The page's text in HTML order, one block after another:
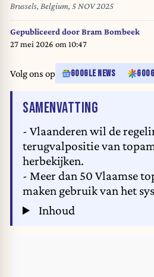
Brussels, Belgium, 5 NOV 2025
Gepubliceerd doorBram Bombeek
27 mei 2026 om 10:47
Volg ons op GOOGLE NEWS
SAMENVATTING
- Vlaanderen wil de
terugvalpositie van
herbekijken.
- Meer dan 50 Vlaamse
maken gebruik van het
Inhoud